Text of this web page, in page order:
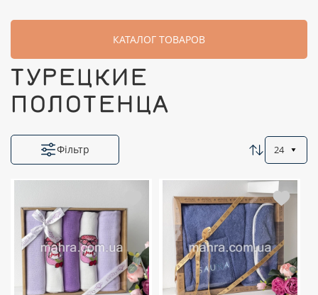
КАТАЛОГ ТОВАРОВ
ТУРЕЦКИЕ
ПОЛОТЕНЦА
Фільтр 24